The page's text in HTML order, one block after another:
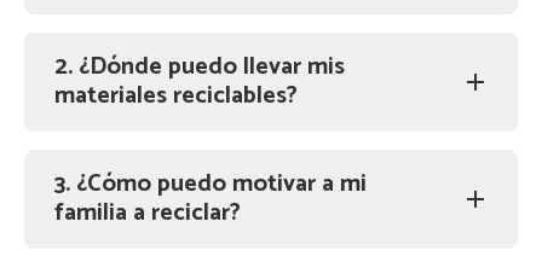
2. ¿Dónde puedo llevar mis
materiales reciclables?
3. ¿Cómo puedo motivar a mi
familia a reciclar?